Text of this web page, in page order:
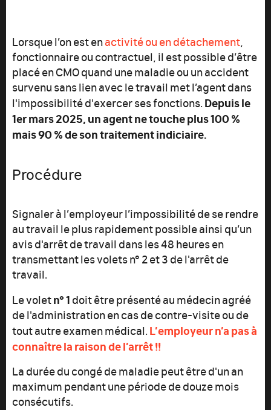
Lorsque l’on est enactivité ou en détachement,
fonctionnaire ou contractuel, il est possible d’être
placé en CMO quand une maladie ou un accident
survenu sans lien avec le travail met l’agent dans
l'impossibilité d'exercer ses fonctions.Depuis le
1er mars 2025, un agent ne touche plus 100 %
mais 90 % de son traitement indiciaire.
Procédure
Signaler à l’employeur l’impossibilité de se rendre
au travail le plus rapidement possible ainsi qu’un
avis d'arrêt de travail dans les 48 heures en
transmettant les volets n° 2 et 3 de l'arrêt de
travail.
Le voletn° 1doit être présenté au médecin agréé
de l'administration en cas de contre-visite ou de
tout autre examen médical.L’employeur n’a pas à
connaître la raison de l’arrêt !!
La durée du congé de maladie peut être d'un an
maximum pendant une période de douze mois
consécutifs.